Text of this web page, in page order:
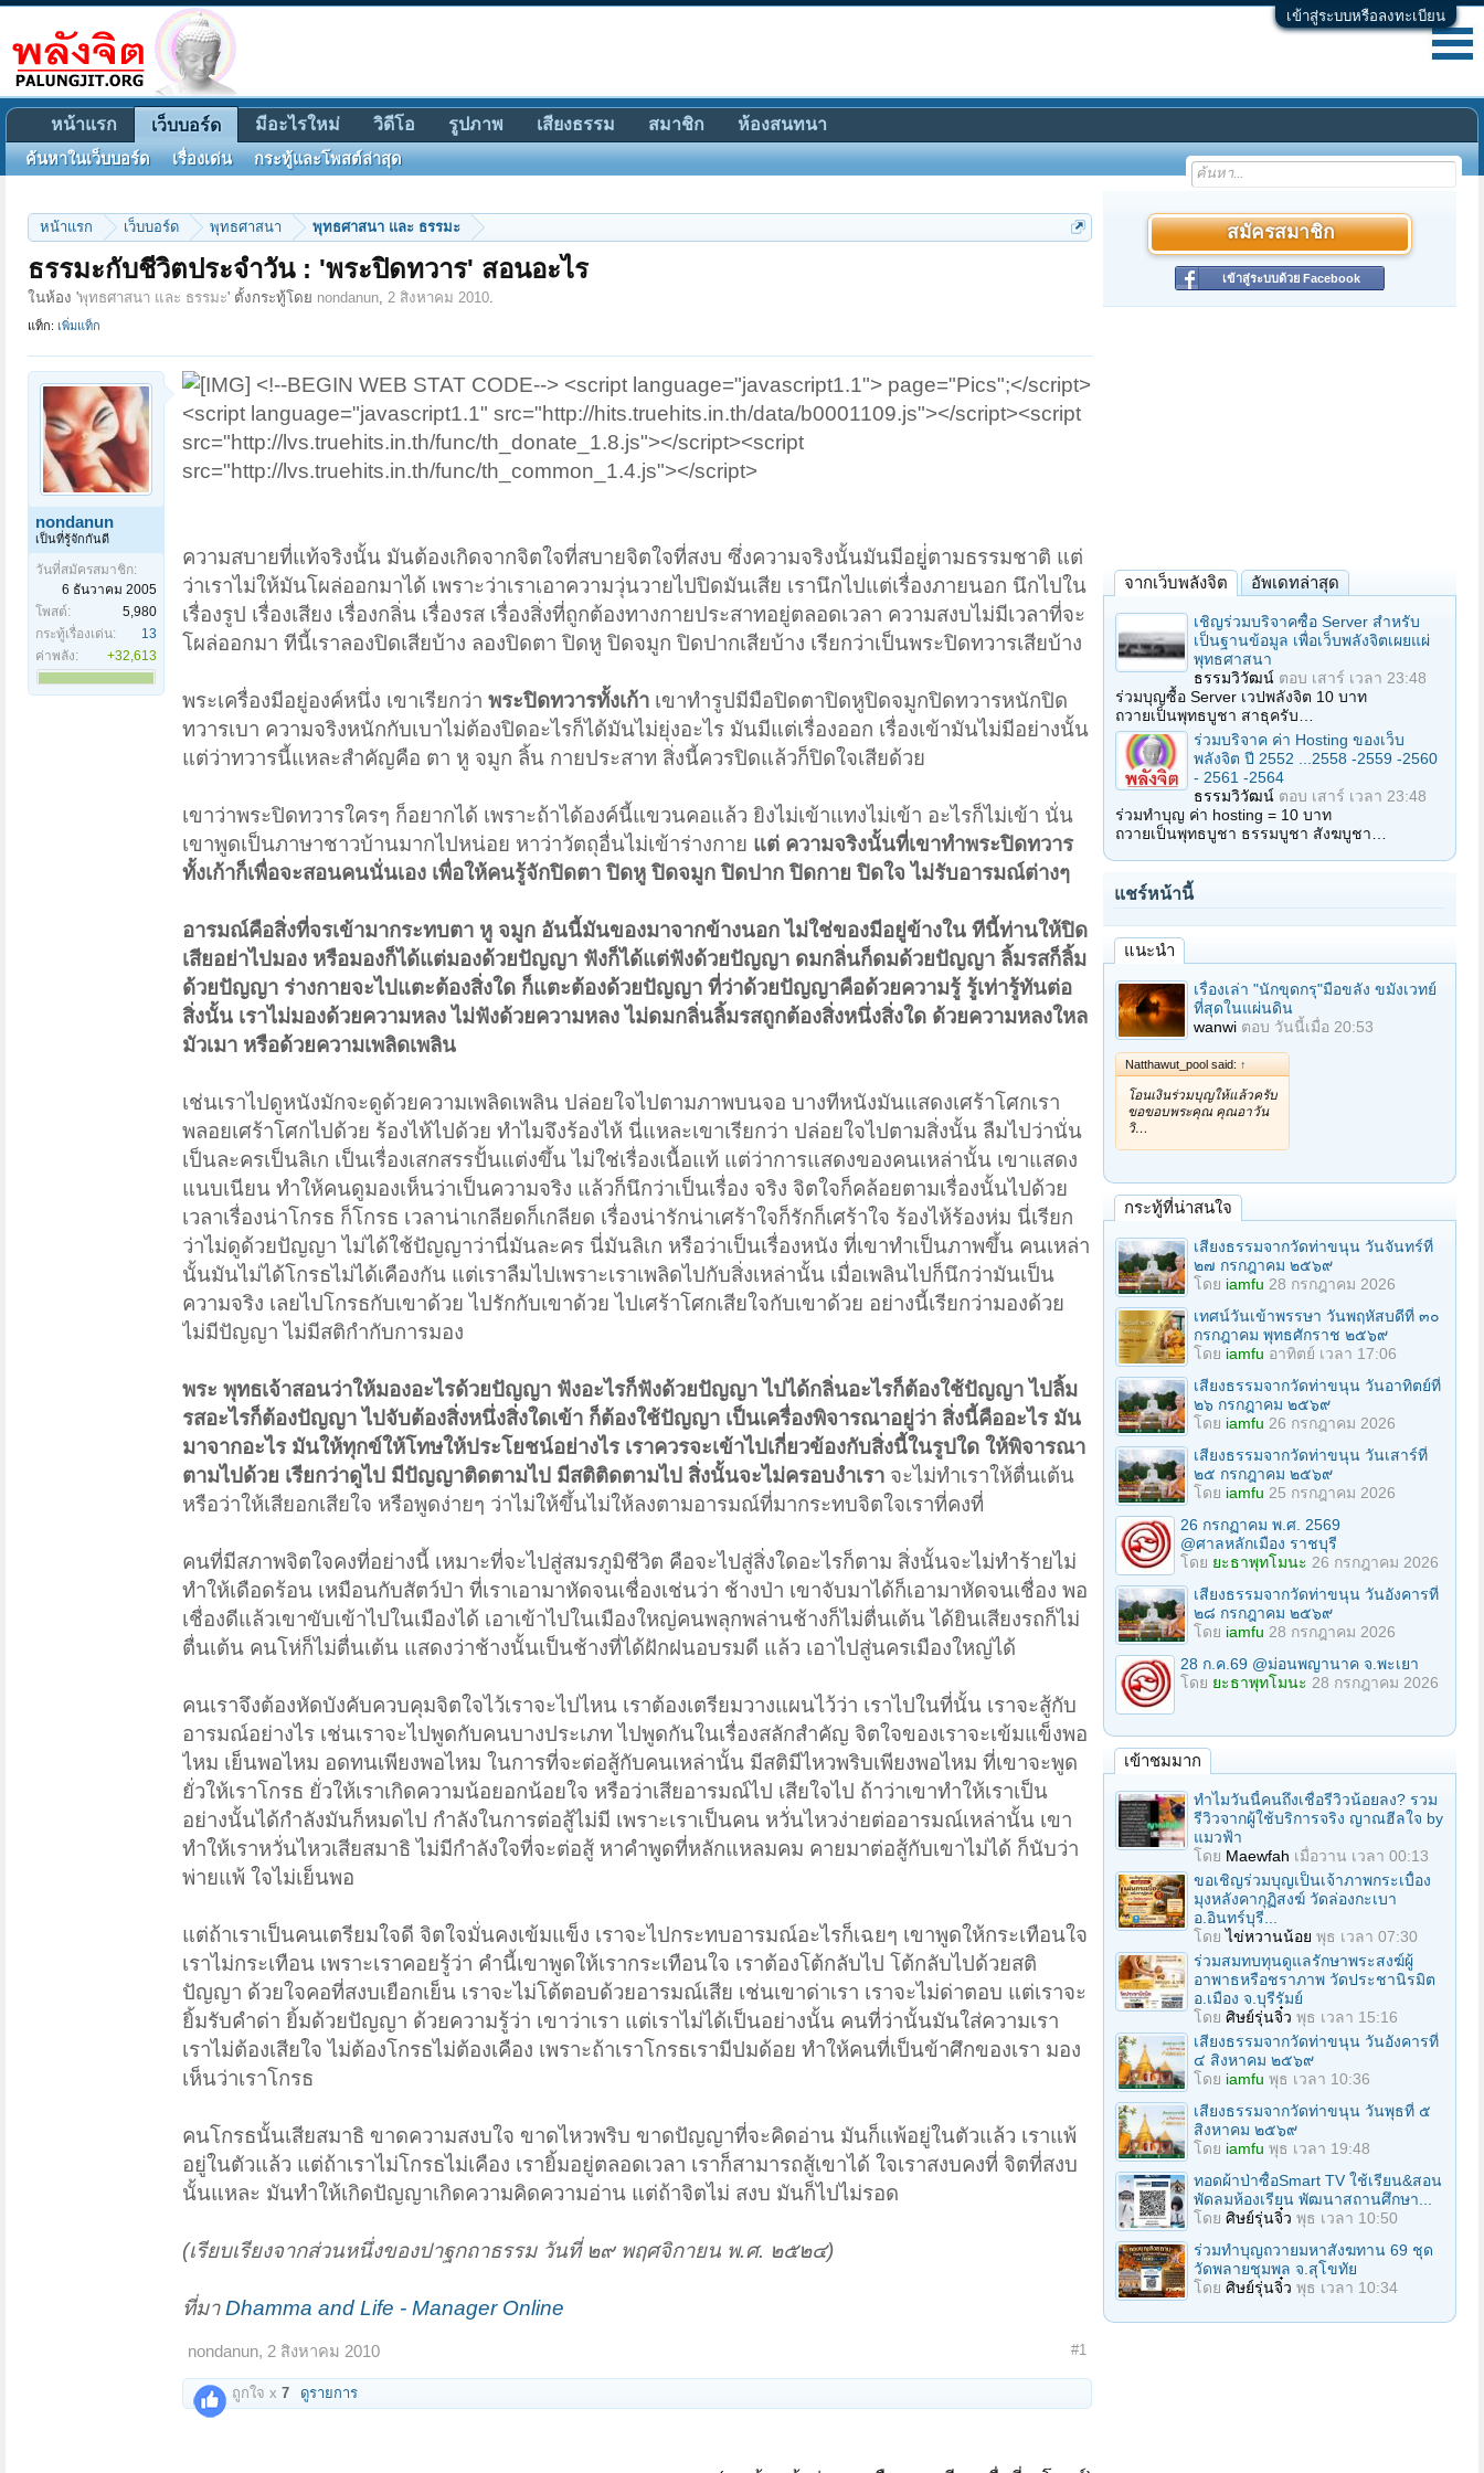
เข้าสู่ระบบหรือลงทะเบียน
หน้าแรก เว็บบอร์ด พุทธศาสนา พุทธศาสนา และ ธรรมะ
ธรรมะกับชีวิตประจำวัน : 'พระปิดทวาร' สอนอะไร
ในห้อง 'พุทธศาสนา และ ธรรมะ' ตั้งกระทู้โดย nondanun, 2 สิงหาคม 2010.
แท็ก: เพิ่มแท็ก
nondanun
เป็นที่รู้จักกันดี
วันที่สมัครสมาชิก:
6 ธันวาคม 2005
โพสต์:
5,980
กระทู้เรื่องเด่น:
13
ค่าพลัง:
+32,613
<!--BEGIN WEB STAT CODE--> <script language="javascript1.1"> page="Pics";</script>
<script language="javascript1.1" src="http://hits.truehits.in.th/data/b0001109.js"></script><script
src="http://lvs.truehits.in.th/func/th_donate_1.8.js"></script><script
src="http://lvs.truehits.in.th/func/th_common_1.4.js"></script>
ความสบายที่แท้จริงนั้น มันต้องเกิดจากจิตใจที่สบายจิตใจที่สงบ ซึ่งความจริงนั้นมันมีอยูู่่ตามธรรมชาติ แต่
ว่าเราไม่ให้มันโผล่ออกมาได้ เพราะว่าเราเอาความวุ่นวายไปปิดมันเสีย เรานึกไปแต่เรื่องภายนอก นึกไปใน
เรื่องรูป เรื่องเสียง เรื่องกลิ่น เรื่องรส เรื่องสิ่งที่ถูกต้องทางกายประสาทอยู่ตลอดเวลา ความสงบไม่มีเวลาที่จะ
โผล่ออกมา ทีนี้เราลองปิดเสียบ้าง ลองปิดตา ปิดหู ปิดจมูก ปิดปากเสียบ้าง เรียกว่าเป็นพระปิดทวารเสียบ้าง
พระเครื่องมีอยู่องค์หนึ่ง เขาเรียกว่า พระปิดทวารทั้งเก้า เขาทำรูปมีมือปิดตาปิดหูปิดจมูกปิดทวารหนักปิด
ทวารเบา ความจริงหนักกับเบาไม่ต้องปิดอะไรก็ได้มันไม่ยุ่งอะไร มันมีแต่เรื่องออก เรื่องเข้ามันไม่มีอย่างนั้น
แต่ว่าทวารนี้แหละสำคัญคือ ตา หู จมูก ลิ้น กายประสาท สิ่งนี้ควรปิดแล้วก็ปิดใจเสียด้วย
เขาว่าพระปิดทวารใครๆ ก็อยากได้ เพราะถ้าได้องค์นี้แขวนคอแล้ว ยิงไม่เข้าแทงไม่เข้า อะไรก็ไม่เข้า นั่น
เขาพูดเป็นภาษาชาวบ้านมากไปหน่อย หาว่าวัตถุอื่นไม่เข้าร่างกาย แต่ ความจริงนั้นที่เขาทำพระปิดทวาร
ทั้งเก้าก็เพื่อจะสอนคนนั่นเอง เพื่อให้คนรู้จักปิดตา ปิดหู ปิดจมูก ปิดปาก ปิดกาย ปิดใจ ไม่รับอารมณ์ต่างๆ
อารมณ์คือสิ่งที่จรเข้ามากระทบตา หู จมูก อันนี้มันของมาจากข้างนอก ไม่ใช่ของมีอยู่ข้างใน ทีนี้ท่านให้ปิด
เสียอย่าไปมอง หรือมองก็ได้แต่มองด้วยปัญญา ฟังก็ได้แต่ฟังด้วยปัญญา ดมกลิ่นก็ดมด้วยปัญญา ลิ้มรสก็ลิ้ม
ด้วยปัญญา ร่างกายจะไปแตะต้องสิ่งใด ก็แตะต้องด้วยปัญญา ที่ว่าด้วยปัญญาคือด้วยความรู้ รู้เท่ารู้ทันต่อ
สิ่งนั้น เราไม่มองด้วยความหลง ไม่ฟังด้วยความหลง ไม่ดมกลิ่นลิ้มรสถูกต้องสิ่งหนึ่งสิ่งใด ด้วยความหลงใหล
มัวเมา หรือด้วยความเพลิดเพลิน
เช่นเราไปดูหนังมักจะดูด้วยความเพลิดเพลิน ปล่อยใจไปตามภาพบนจอ บางทีหนังมันแสดงเศร้าโศกเรา
พลอยเศร้าโศกไปด้วย ร้องไห้ไปด้วย ทำไมจึงร้องไห้ นี่แหละเขาเรียกว่า ปล่อยใจไปตามสิ่งนั้น ลืมไปว่านั่น
เป็นละครเป็นลิเก เป็นเรื่องเสกสรรปั้นแต่งขึ้น ไม่ใช่เรื่องเนื้อแท้ แต่ว่าการแสดงของคนเหล่านั้น เขาแสดง
แนบเนียน ทำให้คนดูมองเห็นว่าเป็นความจริง แล้วก็นึกว่าเป็นเรื่อง จริง จิตใจก็คล้อยตามเรื่องนั้นไปด้วย
เวลาเรื่องน่าโกรธ ก็โกรธ เวลาน่าเกลียดก็เกลียด เรื่องน่ารักน่าเศร้าใจก็รักก็เศร้าใจ ร้องไห้ร้องห่ม นี่เรียก
ว่าไม่ดูด้วยปัญญา ไม่ได้ใช้ปัญญาว่านี่มันละคร นี่มันลิเก หรือว่าเป็นเรื่องหนัง ที่เขาทำเป็นภาพขึ้น คนเหล่า
นั้นมันไม่ได้โกรธไม่ได้เคืองกัน แต่เราลืมไปเพราะเราเพลิดไปกับสิ่งเหล่านั้น เมื่อเพลินไปก็นึกว่ามันเป็น
ความจริง เลยไปโกรธกับเขาด้วย ไปรักกับเขาด้วย ไปเศร้าโศกเสียใจกับเขาด้วย อย่างนี้เรียกว่ามองด้วย
ไม่มีปัญญา ไม่มีสติกำกับการมอง
พระ พุทธเจ้าสอนว่าให้มองอะไรด้วยปัญญา ฟังอะไรก็ฟังด้วยปัญญา ไปได้กลิ่นอะไรก็ต้องใช้ปัญญา ไปลิ้ม
รสอะไรก็ต้องปัญญา ไปจับต้องสิ่งหนึ่งสิ่งใดเข้า ก็ต้องใช้ปัญญา เป็นเครื่องพิจารณาอยู่ว่า สิ่งนี้คืออะไร มัน
มาจากอะไร มันให้ทุกข์ให้โทษให้ประโยชน์อย่างไร เราควรจะเข้าไปเกี่ยวข้องกับสิ่งนี้ในรูปใด ให้พิจารณา
ตามไปด้วย เรียกว่าดูไป มีปัญญาติดตามไป มีสติติดตามไป สิ่งนั้นจะไม่ครอบงำเรา จะไม่ทำเราให้ตื่นเต้น
หรือว่าให้เสียอกเสียใจ หรือพูดง่ายๆ ว่าไม่ให้ขึ้นไม่ให้ลงตามอารมณ์ที่มากระทบจิตใจเราที่คงที่
คนที่มีสภาพจิตใจคงที่อย่างนี้ เหมาะที่จะไปสู่สมรภูมิชีวิต คือจะไปสู่สิ่งใดอะไรก็ตาม สิ่งนั้นจะไม่ทำร้ายไม่
ทำให้เดือดร้อน เหมือนกับสัตว์ป่า ที่เราเอามาหัดจนเชื่องเช่นว่า ช้างป่า เขาจับมาได้ก็เอามาหัดจนเชื่อง พอ
เชื่องดีแล้วเขาขับเข้าไปในเมืองได้ เอาเข้าไปในเมืองใหญ่คนพลุกพล่านช้างก็ไม่ตื่นเต้น ได้ยินเสียงรถก็ไม่
ตื่นเต้น คนโห่ก็ไม่ตื่นเต้น แสดงว่าช้างนั้นเป็นช้างที่ได้ฝักฝนอบรมดี แล้ว เอาไปสู่นครเมืองใหญ่ได้
คนเราจึงต้องหัดบังคับควบคุมจิตใจไว้เราจะไปไหน เราต้องเตรียมวางแผนไว้ว่า เราไปในที่นั้น เราจะสู้กับ
อารมณ์อย่างไร เช่นเราจะไปพูดกับคนบางประเภท ไปพูดกันในเรื่องสลักสำคัญ จิตใจของเราจะเข้มแข็งพอ
ไหม เย็นพอไหม อดทนเพียงพอไหม ในการที่จะต่อสู้กับคนเหล่านั้น มีสติมีไหวพริบเพียงพอไหม ที่เขาจะพูด
ยั่วให้เราโกรธ ยั่วให้เราเกิดความน้อยอกน้อยใจ หรือว่าเสียอารมณ์ไป เสียใจไป ถ้าว่าเขาทำให้เราเป็น
อย่างนั้นได้กำลังมันก็หมดไป กำลังในการต่อสู้ไม่มี เพราะเราเป็นคน หวั่นไหวง่ายต่ออารมณ์เหล่านั้น เขา
ทำให้เราหวั่นไหวเสียสมาธิ ไม่มีกำลังใจที่จะต่อสู้ หาคำพูดที่หลักแหลมคม คายมาต่อสู้กับเขาไม่ได้ ก็นับว่า
พ่ายแพ้ ใจไม่เย็นพอ
แต่ถ้าเราเป็นคนเตรียมใจดี จิตใจมั่นคงเข้มแข็ง เราจะไปกระทบอารมณ์อะไรก็เฉยๆ เขาพูดให้กระเทือนใจ
เราไม่กระเทือน เพราะเราคอยรู้ว่า คำนี้เขาพูดให้เรากระเทือนใจ เราต้องโต้กลับไป โต้กลับไปด้วยสติ
ปัญญา ด้วยใจคอที่สงบเยือกเย็น เราจะไม่โต้ตอบด้วยอารมณ์เสีย เช่นเขาด่าเรา เราจะไม่ด่าตอบ แต่เราจะ
ยิ้มรับคำด่า ยิ้มด้วยปัญญา ด้วยความรู้ว่า เขาว่าเรา แต่เราไม่ได้เป็นอย่างนั้น คนที่ว่านั้นมันใส่ความเรา
เราไม่ต้องเสียใจ ไม่ต้องโกรธไม่ต้องเคือง เพราะถ้าเราโกรธเรามีปมด้อย ทำให้คนที่เป็นข้าศึกของเรา มอง
เห็นว่าเราโกรธ
คนโกรธนั้นเสียสมาธิ ขาดความสงบใจ ขาดไหวพริบ ขาดปัญญาที่จะคิดอ่าน มันก็แพ้อยู่ในตัวแล้ว เราแพ้
อยู่ในตัวแล้ว แต่ถ้าเราไม่โกรธไม่เคือง เรายิ้มอยู่ตลอดเวลา เราก็สามารถสู้เขาได้ ใจเราสงบคงที่ จิตที่สงบ
นั้นแหละ มันทำให้เกิดปัญญาเกิดความคิดความอ่าน แต่ถ้าจิตไม่ สงบ มันก็ไปไม่รอด
(เรียบเรียงจากส่วนหนึ่งของปาฐกถาธรรม วันที่ ๒๙ พฤศจิกายน พ.ศ. ๒๕๒๔)
ที่มาDhamma and Life - Manager Online
nondanun, 2 สิงหาคม 2010 #1
ถูกใจ x 7 ดูรายการ
สมัครสมาชิก
เข้าสู่ระบบด้วย Facebook
จากเว็บพลังจิต อัพเดทล่าสุด
เชิญร่วมบริจาคซื้อ Server สำหรับ
เป็นฐานข้อมูล เพื่อเว็บพลังจิตเผยแผ่
พุทธศาสนา
ธรรมวิวัฒน์ ตอบ เสาร์ เวลา 23:48
ร่วมบุญซื้อ Server เวปพลังจิต 10 บาท
ถวายเป็นพุทธบูชา สาธุครับ…
ร่วมบริจาค ค่า Hosting ของเว็บ
พลังจิต ปี 2552 ...2558 -2559 -2560
- 2561 -2564
ธรรมวิวัฒน์ ตอบ เสาร์ เวลา 23:48
ร่วมทำบุญ ค่า hosting = 10 บาท
ถวายเป็นพุทธบูชา ธรรมบูชา สังฆบูชา…
แชร์หน้านี้
แนะนำ
เรื่องเล่า "นักขุดกรุ"มือขลัง ขมังเวทย์
ที่สุดในแผ่นดิน
wanwi ตอบ วันนี้เมื่อ 20:53
Natthawut_pool said: ↑
โอนเงินร่วมบุญให้แล้วครับ
ขอขอบพระคุณ คุณอาวัน
วิ…
กระทู้ที่น่าสนใจ
เสียงธรรมจากวัดท่าขนุน วันจันทร์ที่
๒๗ กรกฎาคม ๒๕๖๙
โดย iamfu 28 กรกฎาคม 2026
เทศน์วันเข้าพรรษา วันพฤหัสบดีที่ ๓๐
กรกฎาคม พุทธศักราช ๒๕๖๙
โดย iamfu อาทิตย์ เวลา 17:06
เสียงธรรมจากวัดท่าขนุน วันอาทิตย์ที่
๒๖ กรกฎาคม ๒๕๖๙
โดย iamfu 26 กรกฎาคม 2026
เสียงธรรมจากวัดท่าขนุน วันเสาร์ที่
๒๕ กรกฎาคม ๒๕๖๙
โดย iamfu 25 กรกฎาคม 2026
26 กรกฏาคม พ.ศ. 2569
@ศาลหลักเมือง ราชบุรี
โดย ยะธาพุทโมนะ 26 กรกฎาคม 2026
เสียงธรรมจากวัดท่าขนุน วันอังคารที่
๒๘ กรกฎาคม ๒๕๖๙
โดย iamfu 28 กรกฎาคม 2026
28 ก.ค.69 @ม่อนพญานาค จ.พะเยา
โดย ยะธาพุทโมนะ 28 กรกฎาคม 2026
เข้าชมมาก
ทำไมวันนี้คนถึงเชื่อรีวิวน้อยลง? รวม
รีวิวจากผู้ใช้บริการจริง ญาณฮีลใจ by
แมวฟ้า
โดย Maewfah เมื่อวาน เวลา 00:13
ขอเชิญร่วมบุญเป็นเจ้าภาพกระเบื้อง
มุงหลังคากุฏิสงฆ์ วัดล่องกะเบา
อ.อินทร์บุรี...
โดยไข่หวานน้อย พุธ เวลา 07:30
ร่วมสมทบทุนดูแลรักษาพระสงฆ์ผู้
อาพาธหรือชราภาพ วัดประชานิรมิต
อ.เมือง จ.บุรีรัมย์
โดย ศิษย์รุ่นจิ๋ว พุธ เวลา 15:16
เสียงธรรมจากวัดท่าขนุน วันอังคารที่
๔ สิงหาคม ๒๕๖๙
โดย iamfu พุธ เวลา 10:36
เสียงธรรมจากวัดท่าขนุน วันพุธที่ ๕
สิงหาคม ๒๕๖๙
โดย iamfu พุธ เวลา 19:48
ทอดผ้าป่าซื้อSmart TV ใช้เรียน&สอน
พัดลมห้องเรียน พัฒนาสถานศึกษา...
โดย ศิษย์รุ่นจิ๋ว พุธ เวลา 10:50
ร่วมทําบุญถวายมหาสังฆทาน 69 ชุด
วัดพลายชุมพล จ.สุโขทัย
โดย ศิษย์รุ่นจิ๋ว พุธ เวลา 10:34
หน้าแรก เว็บบอร์ด
ค้นหาในเว็บบอร์ด เรื่องเด่น กระทู้และโพสต์ล่าสุด
มีอะไรใหม่ วิดีโอ รูปภาพ เสียงธรรม สมาชิก ห้องสนทนา